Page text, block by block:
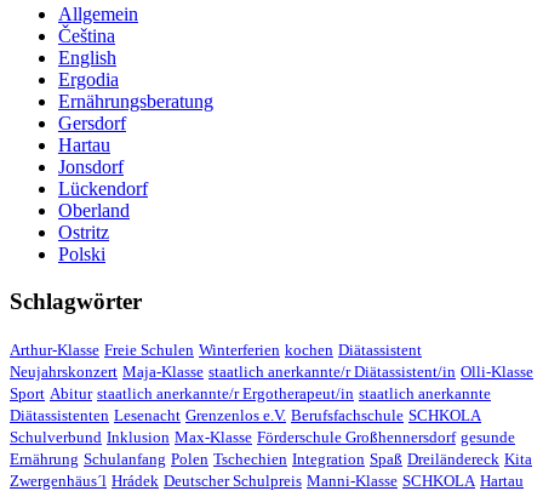
Allgemein
Čeština
English
Ergodia
Ernährungsberatung
Gersdorf
Hartau
Jonsdorf
Lückendorf
Oberland
Ostritz
Polski
Schlagwörter
Arthur-Klasse Freie Schulen Winterferien kochen Diätassistent
Neujahrskonzert Maja-Klasse staatlich anerkannte/r Diätassistent/in Olli-Klasse
Sport Abitur staatlich anerkannte/r Ergotherapeut/in staatlich anerkannte
Diätassistenten Lesenacht Grenzenlos e.V. Berufsfachschule SCHKOLA
Schulverbund Inklusion Max-Klasse Förderschule Großhennersdorf gesunde
Ernährung Schulanfang Polen Tschechien Integration Spaß Dreiländereck Kita
Zwergenhäus´l Hrádek Deutscher Schulpreis Manni-Klasse SCHKOLA Hartau